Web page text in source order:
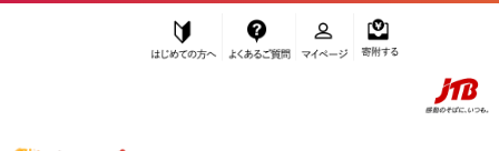
ふるぽ JTBのふるさと納税サイト